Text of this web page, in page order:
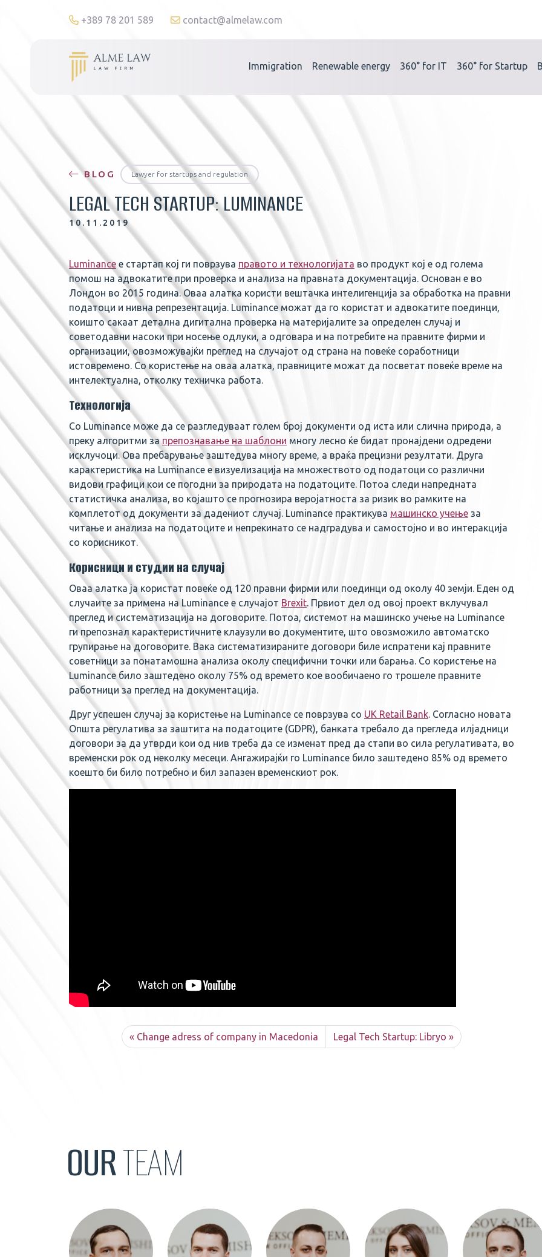
+389 78 201 589 contact@almelaw.com
Immigration Renewable energy 360° for IT 360° for Startup
BLOG Lawyer for startups and regulation
LEGAL TECH STARTUP: LUMINANCE
10.11.2019
Luminance е стартап кој ги поврзува правото и технологијата во продукт кој е од голема
помош на адвокатите при проверка и анализа на правната документација. Основан е во
Лондон во 2015 година. Оваа алатка користи вештачка интелигенција за обработка на правни
податоци и нивна репрезентација. Luminance можат да го користат и адвокатите поединци,
коишто сакаат детална дигитална проверка на материјалите за определен случај и
советодавни насоки при носење одлуки, а одговара и на потребите на правните фирми и
организации, овозможувајќи преглед на случајот од страна на повеќе соработници
истовремено. Со користење на оваа алатка, правниците можат да посветат повеќе време на
интелектуална, отколку техничка работа.
Технологија
Со Luminance може да се разгледуваат голем број документи од иста или слична природа, а
преку алгоритми за препознавање на шаблони многу лесно ќе бидат пронајдени одредени
исклучоци. Ова пребарување заштедува многу време, а враќа прецизни резултати. Друга
карактеристика на Luminance е визуелизација на множеството од податоци со различни
видови графици кои се погодни за природата на податоците. Потоа следи напредната
статистичка анализа, во којашто се прогнозира веројатноста за ризик во рамките на
комплетот од документи за дадениот случај. Luminance практикува машинско учење за
читање и анализа на податоците и непрекинато се надградува и самостојно и во интеракција
со корисникот.
Корисници и студии на случај
Оваа алатка ја користат повеќе од 120 правни фирми или поединци од околу 40 земји. Еден од
случаите за примена на Luminance е случајот Brexit. Првиот дел од овој проект вклучувал
преглед и систематизација на договорите. Потоа, системот на машинско учење на Luminance
ги препознал карактеристичните клаузули во документите, што овозможило автоматско
групирање на договорите. Вака систематизираните договори биле испратени кај правните
советници за понатамошна анализа околу специфични точки или барања. Со користење на
Luminance било заштедено околу 75% од времето кое вообичаено го трошеле правните
работници за преглед на документација.
Друг успешен случај за користење на Luminance се поврзува со UK Retail Bank. Согласно новата
Општа регулатива за заштита на податоците (GDPR), банката требало да прегледа илјадници
договори за да утврди кои од нив треба да се изменат пред да стапи во сила регулативата, во
временски рок од неколку месеци. Ангажирајќи го Luminance било заштедено 85% од времето
коешто би било потребно и бил запазен временскиот рок.
Change adress of company in Macedonia Legal Tech Startup: Libryo
OURTEAM